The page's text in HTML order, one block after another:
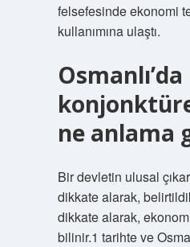
felsefesinde ekonomi
kullanımına ulaştı.
Osmanlı’da
ne anlama
Bir devletin ulusal
dikkate alarak,
dikkate alarak,
bilinir.1 tarihte ve